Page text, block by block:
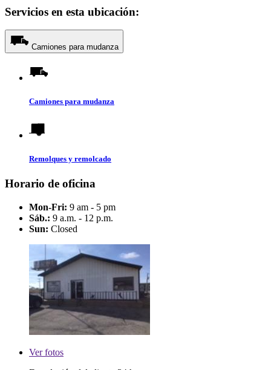
Servicios en esta ubicación:
Camiones para mudanza
Camiones para mudanza
Remolques y remolcado
Horario de oficina
Mon-Fri: 9 am - 5 pm
Sáb.: 9 a.m. - 12 p.m.
Sun: Closed
Verfotos